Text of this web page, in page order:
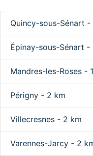
Quincy-sous-Sénart -
Épinay-sous-Sénart -
Mandres-les-Roses -
Périgny - 2 km
Villecresnes - 2 km
Varennes-Jarcy - 2